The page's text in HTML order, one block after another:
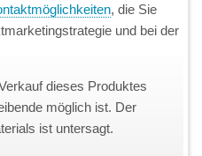
, die Sie
und bei der
dieses Produktes
möglich ist. Der
ist untersagt.